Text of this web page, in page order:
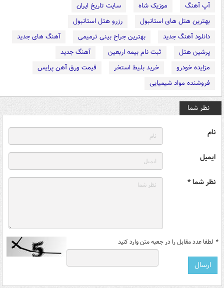
آپ آهنگ موزیک شاه
سایت تاریخ ایران
بهترین هتل های استانبول
رزرو هتل استانبول
دانلود آهنگ جدید
بهترین جراح بینی ترمیمی
آهنگ های جدید
پرشین هتل
ثبت نام بیمه اربعین
آهنگ جدید
مزایده خودرو
خرید بلیط استخر
قیمت ورق آهن پرایس
فروشنده مواد شیمیایی
نظر شما
نام
ایمیل
نظر شما *
* لطفا عدد مقابل را در جعبه متن وارد کنید